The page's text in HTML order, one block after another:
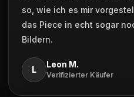
so, wie ich es mir
das Piece in echt sogar
Bildern.
L
Leon M.
Verifizierter Käufer